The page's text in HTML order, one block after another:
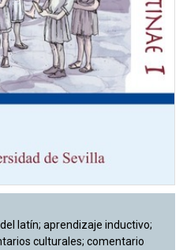
latín; aprendizaje inductivo;
culturales; comentario